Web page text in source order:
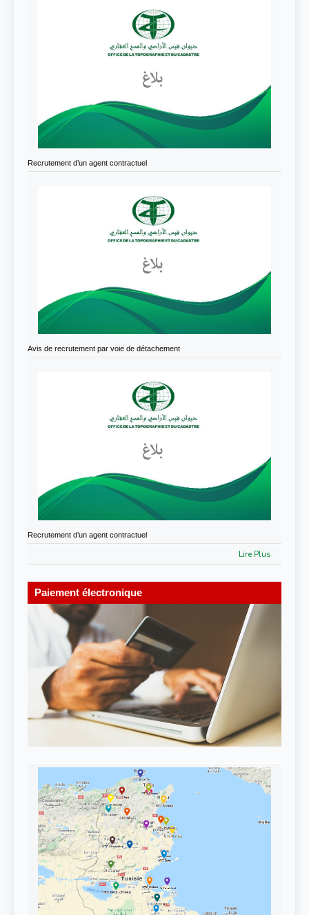
Recrutement d’un agent contractuel
Avis de recrutement par voie de détachement
Recrutement d’un agent contractuel
Lire Plus
Paiement électronique